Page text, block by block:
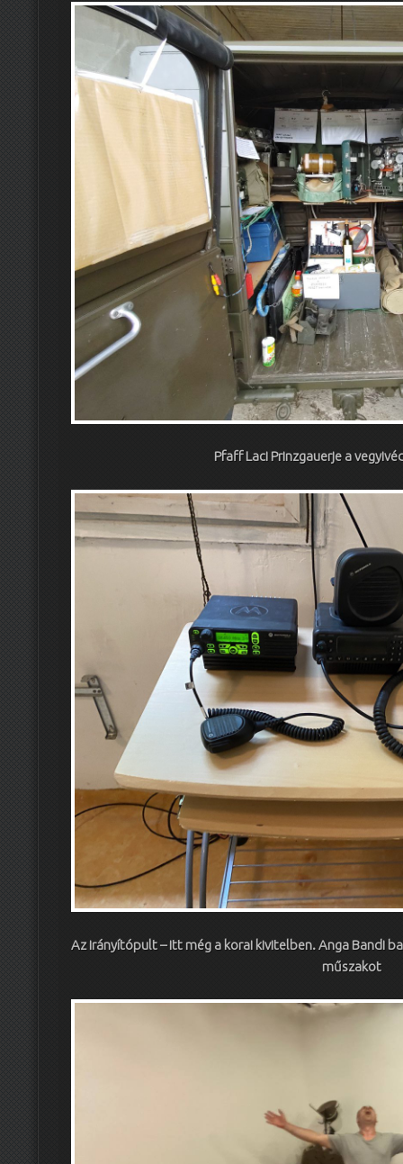
Pfaff Laci Prinzgauerje a
Az irányítópult – itt még a korai kivitelben. Anga Bandi
műszakot